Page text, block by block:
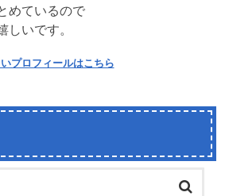
めているので
しいです。
プロフィールはこちら